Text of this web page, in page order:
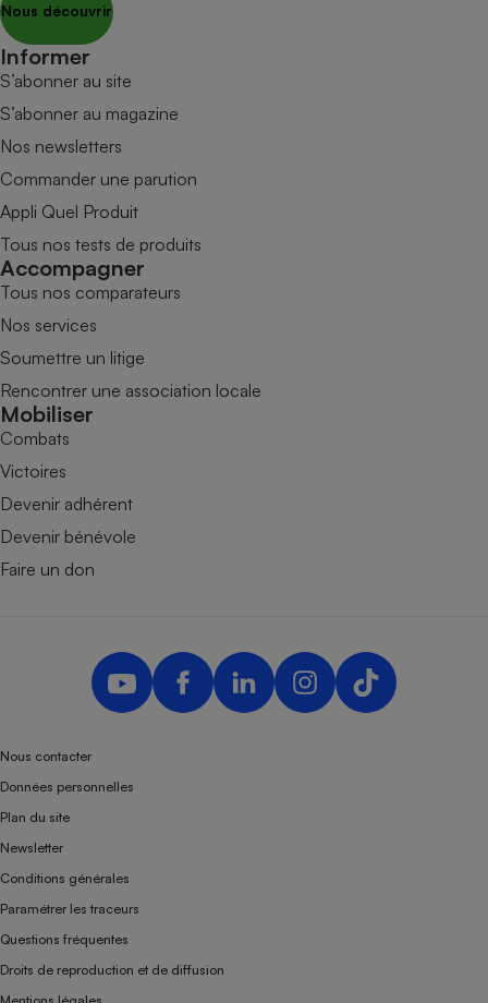
Nous découvrir
Informer
S’abonner au site
S’abonner au magazine
Nos newsletters
Commander une parution
Appli Quel Produit
Tous nos tests de produits
Accompagner
Tous nos comparateurs
Nos services
Soumettre un litige
Rencontrer une association locale
Mobiliser
Combats
Victoires
Devenir adhérent
Devenir bénévole
Faire un don
Nous contacter
Données personnelles
Plan du site
Newsletter
Conditions générales
Paramétrer les traceurs
Questions fréquentes
Droits de reproduction et de diffusion